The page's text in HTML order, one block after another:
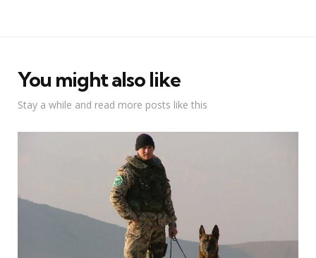
You might also like
Stay a while and read more posts like this